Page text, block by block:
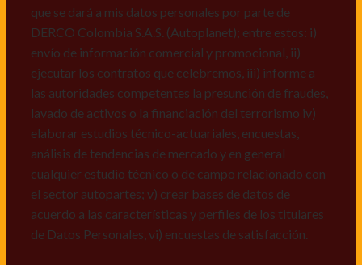
características y perfiles de los titulares de Datos
Personales, v) encuestas de satisfacción, vi) reportes
recall.
Declaro que puedo acceder a la política de protección
de datos personales de Derco en la
direcciónwww.autoplanet.com.co, igualmente,
manifiesto que he sido informado sobre mis derechos
a conocer, actualizar, rectificar, suprimir, solicitar
prueba: i) de autorización y ii) finalidad, presentar
quejas y/o reclamos en canales de
atención: servicioalcliente@derco.com.coy en
que se dará a mis datos personales por parte de
DERCO Colombia S.A.S. (Autoplanet); entre estos: i)
envío de información comercial y promocional, ii)
ejecutar los contratos que celebremos, iii) informe a
las autoridades competentes la presunción de fraudes,
lavado de activos o la financiación del terrorismo iv)
elaborar estudios técnico-actuariales, encuestas,
análisis de tendencias de mercado y en general
cualquier estudio técnico o de campo relacionado con
el sector autopartes; v) crear bases de datos de
acuerdo a las características y perfiles de los titulares
de Datos Personales, vi) encuestas de satisfacción.